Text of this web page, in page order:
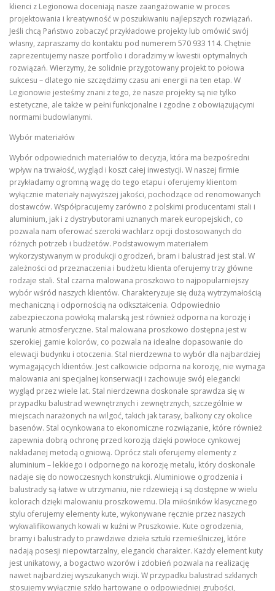
klienci z Legionowa doceniają nasze zaangażowanie w proces
projektowania i kreatywność w poszukiwaniu najlepszych rozwiązań.
Jeśli chcą Państwo zobaczyć przykładowe projekty lub omówić swój
własny, zapraszamy do kontaktu pod numerem 570 933 114. Chętnie
zaprezentujemy nasze portfolio i doradzimy w kwestii optymalnych
rozwiązań. Wierzymy, że solidnie przygotowany projekt to połowa
sukcesu – dlatego nie szczędzimy czasu ani energii na ten etap. W
Legionowie jesteśmy znani z tego, że nasze projekty są nie tylko
estetyczne, ale także w pełni funkcjonalne i zgodne z obowiązującymi
normami budowlanymi.
Wybór materiałów
Wybór odpowiednich materiałów to decyzja, która ma bezpośredni
wpływ na trwałość, wygląd i koszt całej inwestycji. W naszej firmie
przykładamy ogromną wagę do tego etapu i oferujemy klientom
wyłącznie materiały najwyższej jakości, pochodzące od renomowanych
dostawców. Współpracujemy zarówno z polskimi producentami stali i
aluminium, jak i z dystrybutorami uznanych marek europejskich, co
pozwala nam oferować szeroki wachlarz opcji dostosowanych do
różnych potrzeb i budżetów. Podstawowym materiałem
wykorzystywanym w produkcji ogrodzeń, bram i balustrad jest stal. W
zależności od przeznaczenia i budżetu klienta oferujemy trzy główne
rodzaje stali. Stal czarna malowana proszkowo to najpopularniejszy
wybór wśród naszych klientów. Charakteryzuje się dużą wytrzymałością
mechaniczną i odpornością na odkształcenia. Odpowiednio
zabezpieczona powłoką malarską jest również odporna na korozję i
warunki atmosferyczne. Stal malowana proszkowo dostępna jest w
szerokiej gamie kolorów, co pozwala na idealne dopasowanie do
elewacji budynku i otoczenia. Stal nierdzewna to wybór dla najbardziej
wymagających klientów. Jest całkowicie odporna na korozję, nie wymaga
malowania ani specjalnej konserwacji i zachowuje swój elegancki
wygląd przez wiele lat. Stal nierdzewna doskonale sprawdza się w
przypadku balustrad wewnętrznych i zewnętrznych, szczególnie w
miejscach narażonych na wilgoć, takich jak tarasy, balkony czy okolice
basenów. Stal ocynkowana to ekonomiczne rozwiązanie, które również
zapewnia dobrą ochronę przed korozją dzięki powłoce cynkowej
nakładanej metodą ogniową. Oprócz stali oferujemy elementy z
aluminium – lekkiego i odpornego na korozję metalu, który doskonale
nadaje się do nowoczesnych konstrukcji. Aluminiowe ogrodzenia i
balustrady są łatwe w utrzymaniu, nie rdzewieją i są dostępne w wielu
kolorach dzięki malowaniu proszkowemu. Dla miłośników klasycznego
stylu oferujemy elementy kute, wykonywane ręcznie przez naszych
wykwalifikowanych kowali w kuźni w Pruszkowie. Kute ogrodzenia,
bramy i balustrady to prawdziwe dzieła sztuki rzemieślniczej, które
nadają posesji niepowtarzalny, elegancki charakter. Każdy element kuty
jest unikatowy, a bogactwo wzorów i zdobień pozwala na realizację
nawet najbardziej wyszukanych wizji. W przypadku balustrad szklanych
stosujemy wyłącznie szkło hartowane o odpowiedniej grubości,